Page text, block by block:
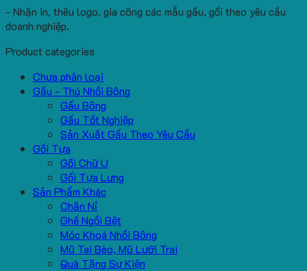
- Nhận in, thêu logo, gia công các mẫu gấu, gối theo yêu cầu
doanh nghiệp.
Product categories
Chưa phân loại
Gấu - Thú Nhồi Bông
Gấu Bông
Gấu Tốt Nghiệp
Sản Xuất Gấu Theo Yêu Cầu
Gối Tựa
Gối Chữ U
Gối Tựa Lưng
Sản Phẩm Khác
Chăn Nỉ
Ghế Ngồi Bệt
Móc Khoá Nhồi Bông
Mũ Tai Bèo, Mũ Lưỡi Trai
Quà Tặng Sự Kiện